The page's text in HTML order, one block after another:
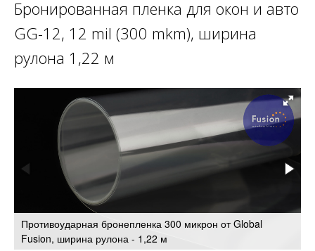
Бронированная пленка для окон и авто
GG-12, 12 mil (300 mkm), ширина
рулона 1,22 м
Противоударная бронепленка 300 микрон от Global
Fusion, ширина рулона - 1,22 м